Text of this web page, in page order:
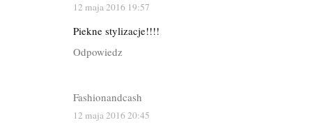
12 maja 2016 19:57
Piekne stylizacje!!!!
Odpowiedz
Fashionandcash
12 maja 2016 20:45